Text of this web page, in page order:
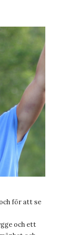
för att se
och ett